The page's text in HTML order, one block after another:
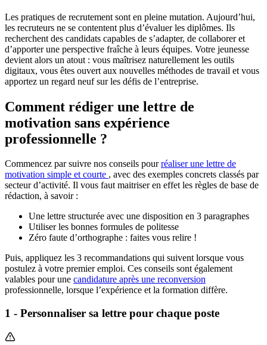
Les pratiques de recrutement sont en pleine mutation. Aujourd’hui,
les recruteurs ne se contentent plus d’évaluer les diplômes. Ils
recherchent des candidats capables de s’adapter, de collaborer et
d’apporter une perspective fraîche à leurs équipes. Votre jeunesse
devient alors un atout : vous maîtrisez naturellement les outils
digitaux, vous êtes ouvert aux nouvelles méthodes de travail et vous
apportez un regard neuf sur les défis de l’entreprise.
Comment rédiger une lettre de
motivation sans expérience
professionnelle ?
Commencez par suivre nos conseils pourréaliser une lettre de
motivation simple et courte , avec des exemples concrets classés par
secteur d’activité. Il vous faut maitriser en effet les règles de base de
rédaction, à savoir :
Une lettre structurée avec une disposition en 3 paragraphes
Utiliser les bonnes formules de politesse
Zéro faute d’orthographe : faites vous relire !
Puis, appliquez les 3 recommandations qui suivent lorsque vous
postulez à votre premier emploi. Ces conseils sont également
valables pour une candidature après une reconversion
professionnelle, lorsque l’expérience et la formation diffère.
1 - Personnaliser sa lettre pour chaque poste